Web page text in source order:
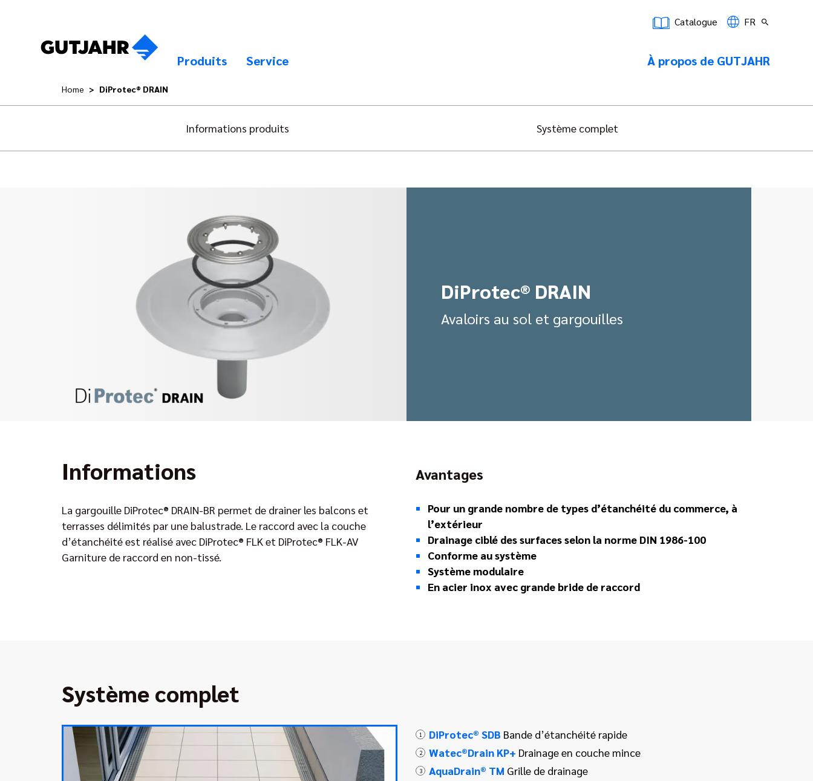
Catalogue FR
Produits Service À propos de GUTJAHR
Home DiProtec® DRAIN
Informations produits Système complet
DiProtec® DRAIN
Avaloirs au sol et gargouilles
Informations
La gargouille DiProtec® DRAIN-BR permet de drainer les balcons et
terrasses délimités par une balustrade. Le raccord avec la couche
d’étanchéité est réalisé avec DiProtec® FLK et DiProtec® FLK-AV
Garniture de raccord en non-tissé.
Avantages
Pour un grande nombre de types d’étanchéité du commerce, à
l’extérieur
Drainage ciblé des surfaces selon la norme DIN 1986-100
Conforme au système
Système modulaire
En acier inox avec grande bride de raccord
Système complet
1 DiProtec® SDB Bande d’étanchéité rapide
2 Watec®Drain KP+ Drainage en couche mince
3 AquaDrain® TM Grille de drainage